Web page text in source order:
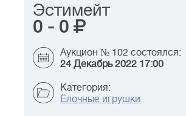
Эстимейт
0 - 0
Аукцион № 102 состоялся:
24 Декабрь 2022 17:00
Категория:
Ёлочные игрушки